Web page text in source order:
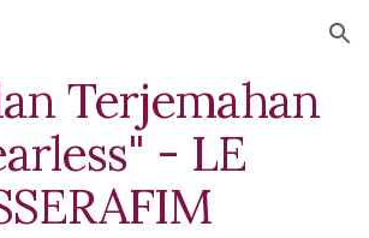
Skip to navigation
Terjemahan
- LE